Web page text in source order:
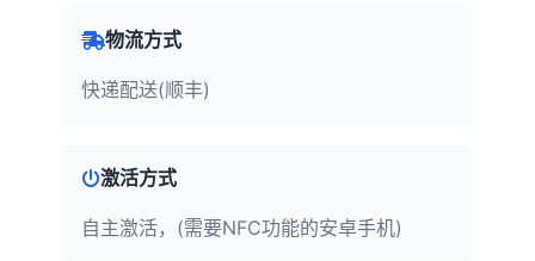
物流方式
快递配送(顺丰)
激活方式
自主激活，(需要NFC功能的安卓手机)